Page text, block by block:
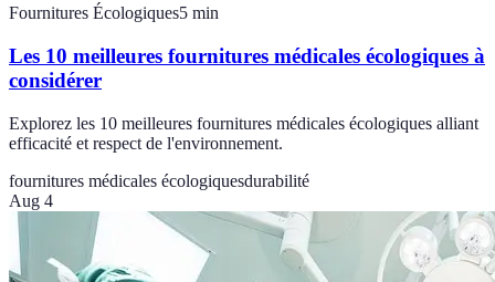
Fournitures Écologiques5 min
Les 10 meilleures fournitures médicales écologiques à
considérer
Explorez les 10 meilleures fournitures médicales écologiques alliant
efficacité et respect de l'environnement.
fournitures médicales écologiquesdurabilité
Aug 4